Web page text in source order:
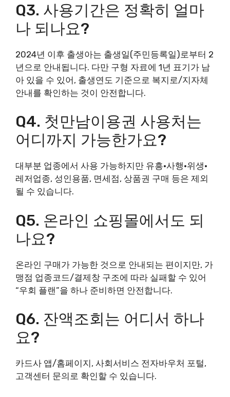
Q3. 사용기간은 정확히 얼마
나 되나요?
2024년 이후 출생아는 출생일(주민등록일)로부터 2
년으로 안내됩니다. 다만 구형 자료에 1년 표기가 남
아 있을 수 있어, 출생연도 기준으로 복지로/지자체
안내를 확인하는 것이 안전합니다.
Q4. 첫만남이용권 사용처는
어디까지 가능한가요?
대부분 업종에서 사용 가능하지만 유흥·사행·위생·
레저업종, 성인용품, 면세점, 상품권 구매 등은 제외
될 수 있습니다.
Q5. 온라인 쇼핑몰에서도 되
나요?
온라인 구매가 가능한 것으로 안내되는 편이지만, 가
맹점 업종코드/결제창 구조에 따라 실패할 수 있어
“우회 플랜”을 하나 준비하면 안전합니다.
Q6. 잔액조회는 어디서 하나
요?
카드사 앱/홈페이지, 사회서비스 전자바우처 포털,
고객센터 문의로 확인할 수 있습니다.